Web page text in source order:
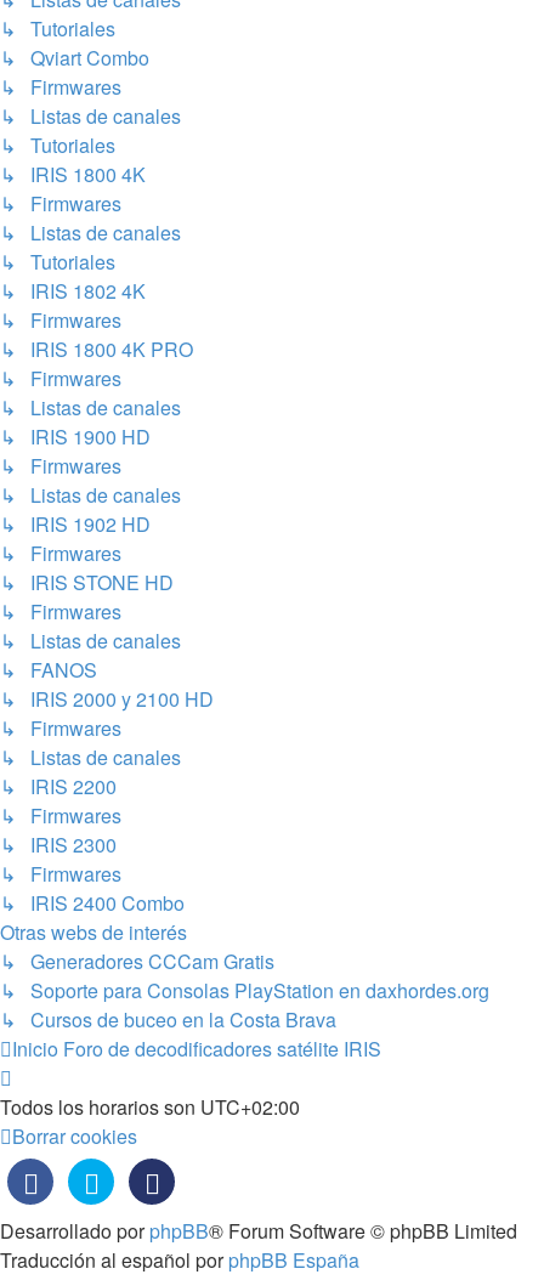
↳ Tutoriales
↳ Qviart Combo
↳ Firmwares
↳ Listas de canales
↳ Tutoriales
↳ IRIS 1800 4K
↳ Firmwares
↳ Listas de canales
↳ Tutoriales
↳ IRIS 1802 4K
↳ Firmwares
↳ IRIS 1800 4K PRO
↳ Firmwares
↳ Listas de canales
↳ IRIS 1900 HD
↳ Firmwares
↳ Listas de canales
↳ IRIS 1902 HD
↳ Firmwares
↳ IRIS STONE HD
↳ Firmwares
↳ Listas de canales
↳ FANOS
↳ IRIS 2000 y 2100 HD
↳ Firmwares
↳ Listas de canales
↳ IRIS 2200
↳ Firmwares
↳ IRIS 2300
↳ Firmwares
↳ IRIS 2400 Combo
Otras webs de interés
↳ Generadores CCCam Gratis
↳ Soporte para Consolas PlayStation en daxhordes.org
↳ Cursos de buceo en la Costa Brava
Inicio Foro de decodificadores satélite IRIS
Todos los horarios son UTC+02:00
Borrar cookies
Desarrollado porphpBB® Forum Software © phpBB Limited
Traducción al español porphpBB España